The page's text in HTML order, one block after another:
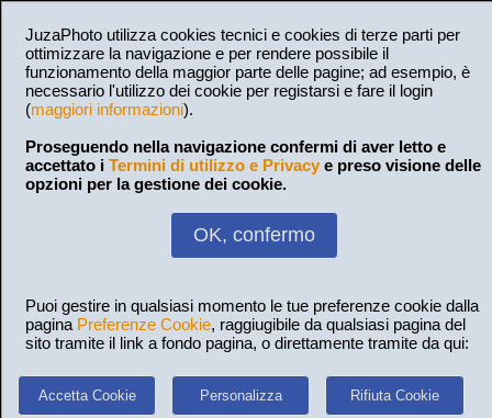
JuzaPhoto utilizza cookies tecnici e cookies di terze parti per
ottimizzare la navigazione e per rendere possibile il
funzionamento della maggior parte delle pagine; ad esempio, è
necessario l'utilizzo dei cookie per registarsi e fare il login
(maggiori informazioni).
Proseguendo nella navigazione confermi di aver letto e
accettato i Termini di utilizzo e Privacy e preso visione delle
opzioni per la gestione dei cookie.
OK, confermo
Puoi gestire in qualsiasi momento le tue preferenze cookie dalla
pagina Preferenze Cookie, raggiugibile da qualsiasi pagina del
sito tramite il link a fondo pagina, o direttamente tramite da qui:
Accetta Cookie Personalizza Rifiuta Cookie